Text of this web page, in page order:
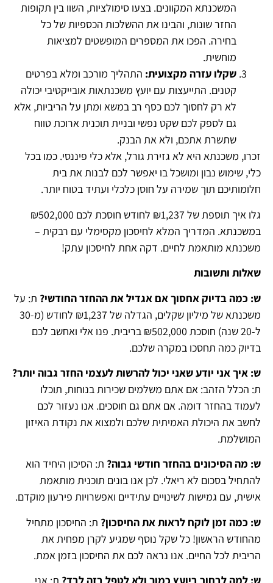
המשכנתא המקוונים. בצעו סימולציות, השוו בין תקופות
החזר שונות, והבינו את ההשלכות הכספיות של כל
בחירה. הפכו את המספרים המופשטים למציאות
מוחשית.
שקלו עזרה מקצועית: התהליך מורכב ומלא בפרטים
קטנים. התייעצות עם יועץ משכנתאות אובייקטיבי יכולה
לא רק לחסוך לכם כסף רב במשא ומתן על הריביות, אלא
גם לספק לכם שקט נפשי ובניית תוכנית ארוכת טווח
שתשרת אתכם, ולא את הבנק.
זכרו, משכנתא היא לא גזירת גורל, אלא כלי פיננסי. כמו בכל
כלי, שימוש נבון ומושכל בו יאפשר לכם לבנות את בית
חלומותיכם תוך שמירה על חוסן כלכלי ועתיד בטוח יותר.
גלו איך תוספת של ₪1,237 לחודש חוסכת לכם ₪502,000
במשכנתא. המדריך המלא לחיסכון מקסימלי עם רבקית –
משכנתא מותאמת לחיים. דקה אחת לחיסכון עתק!
שאלות ותשובות
ש: כמה בדיוק אחסוך אם אגדיל את ההחזר החודשי? ת: על
משכנתא של מיליון שקלים, הגדלה של ₪1,237 לחודש (מ-30
ל-20 שנה) חוסכת ₪502,000 בריבית. פנו אלי ואחשב לכם
בדיוק כמה תחסכו במקרה שלכם.
ש: איך אני יודע שאני יכול להרשות לעצמי החזר גבוה יותר?
ת: הכלל הזהב: אם אתם משלמים שכירות בנוחות, תוכלו
לעמוד בהחזר דומה. אם אתם גם חוסכים. אנו נעזור לכם
לחשב את היכולת האמיתית שלכם ולמצוא את נקודת האיזון
המושלמת.
ש: מה הסיכונים בהחזר חודשי גבוה? ת: הסיכון היחיד הוא
להתחיל בסכום לא ריאלי. לכן אנו בונים תוכנית מותאמת
אישית, עם גמישות לשינויים עתידיים ואפשרויות פירעון מוקדם.
ש: כמה זמן לוקח לראות את החיסכון? ת: החיסכון מתחיל
מהחודש הראשון! כל שקל נוסף שמגיע לקרן מפחית את
הריבית לכל החיים. אנו נראה לכם את החיסכון בזמן אמת.